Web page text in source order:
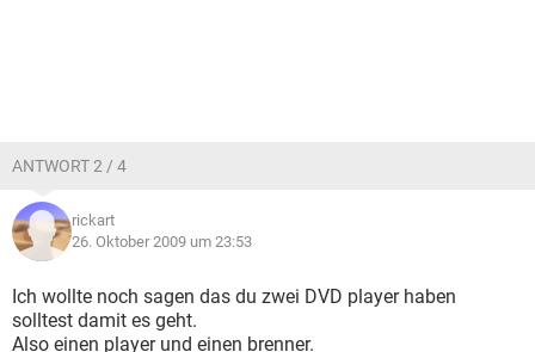
ANTWORT 2 / 4
rickart
26. Oktober 2009 um 23:53
Ich wollte noch sagen das du zwei DVD player haben
solltest damit es geht.
Also einen player und einen brenner.